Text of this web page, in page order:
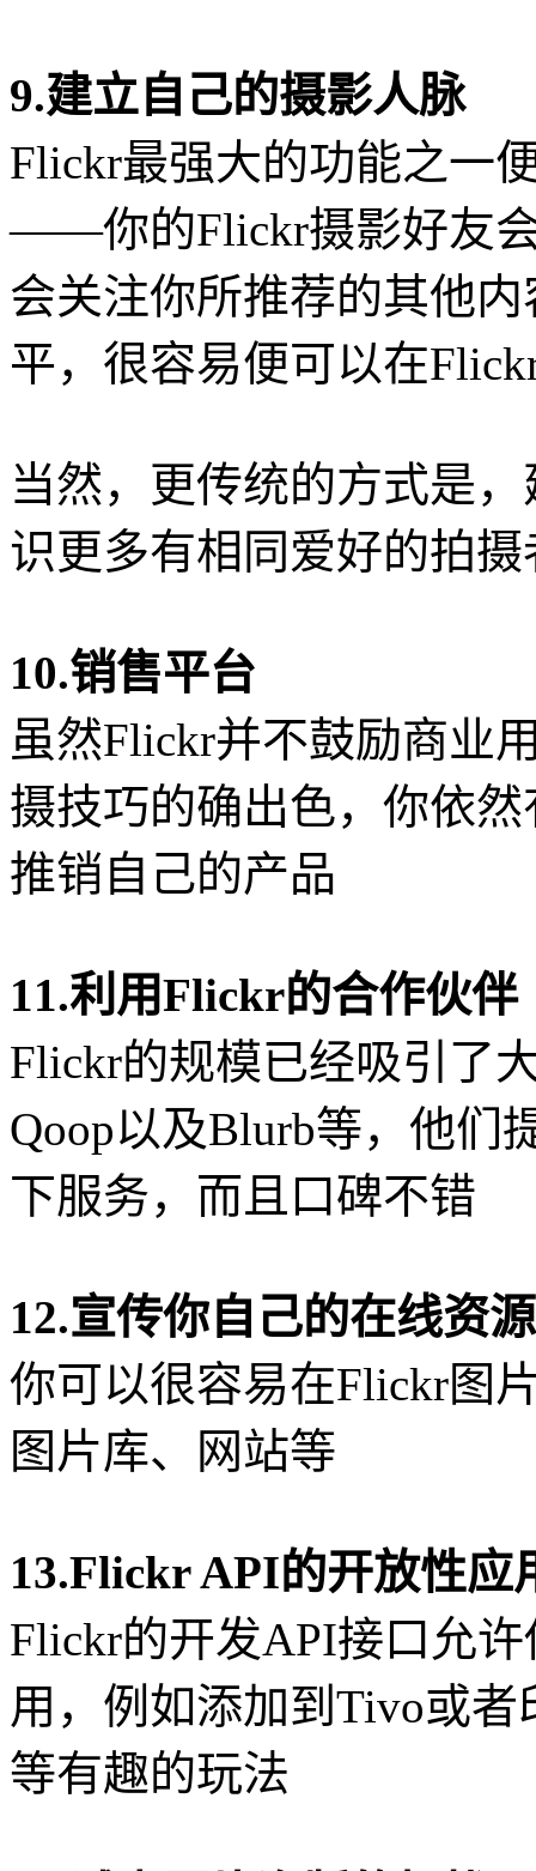
9.建立自己的摄影人脉
Flickr最强大的功能之一
——你的Flickr摄影好友
会关注你所推荐的其他
平，很容易便可以在
当然，更传统的方式是
识更多有相同爱好的拍摄
10.销售平台
虽然Flickr并不鼓励商业
摄技巧的确出色，你依
推销自己的产品
11.利用Flickr的合作伙伴
Flickr的规模已经吸引了
Qoop以及Blurb等，他们
下服务，而且口碑不错
12.宣传你自己的在线资源
你可以很容易在Flickr图
图片库、网站等
13.Flickr API的开放性应
Flickr的开发API接口允
用，例如添加到Tivo或
等有趣的玩法